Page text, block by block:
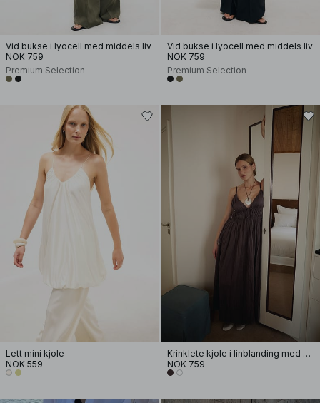
Vid bukse i lyocell med middels liv
NOK 759
Premium Selection
Vid bukse i lyocell med middels liv
NOK 759
Premium Selection
Lett mini kjole
NOK 559
Krinklete kjole i linblanding med volum og stropper
NOK 759